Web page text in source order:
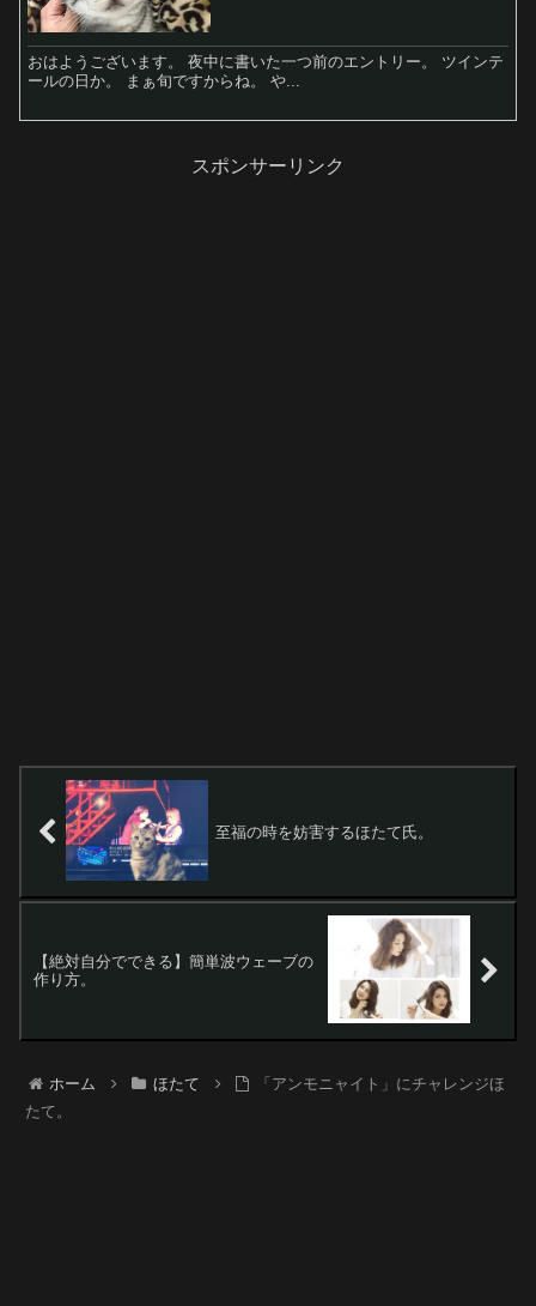
おはようございます。 夜中に書いた一つ前のエントリー。 ツインテ
ールの日か。 まぁ旬ですからね。 や...
スポンサーリンク
至福の時を妨害するほたて氏。
【絶対自分でできる】簡単波ウェーブの
作り方。
ホーム ほたて
「アンモニャイト」にチャレンジほ
たて。